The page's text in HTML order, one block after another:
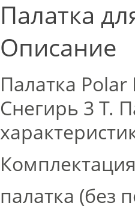
Палатка
Описание
Палатка
Снегирь 3 Т.
палатка (без